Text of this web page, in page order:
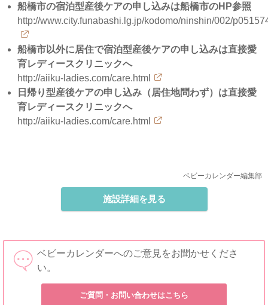
船橋市の宿泊型産後ケアの申し込みは船橋市のHP参照
http://www.city.funabashi.lg.jp/kodomo/ninshin/002/
船橋市以外に居住で宿泊型産後ケアの申し込みは直接愛
育レディースクリニックへ
http://aiiku-ladies.com/care.html
日帰り型産後ケアの申し込み（居住地問わず）は直接愛
育レディースクリニックへ
http://aiiku-ladies.com/care.html
ベビーカレンダー編集部
施設詳細を見る
ベビーカレンダーへのご意見をお聞かせくださ
い。
ご質問・お問い合わせはこちら